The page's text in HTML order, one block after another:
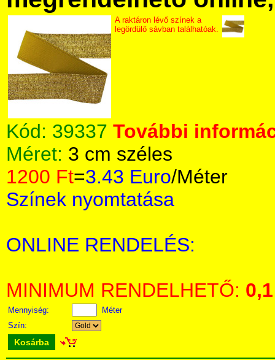
A raktáron lévő színek a
legördülő sávban találhatóak.
Kód: 39337 További
Méret: 3 cm széles
1200 Ft=3.43 Euro/Méter
Színek nyomtatása
ONLINE RENDELÉS:
MINIMUM RENDELHETŐ: 0,1
Mennyiség:
Méter
Szín:
Kosárba